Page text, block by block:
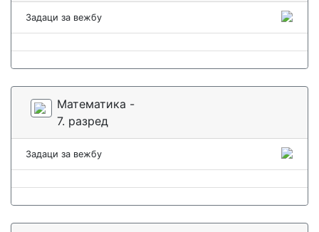
Задаци за вежбу
Математика -
7. разред
Задаци за вежбу